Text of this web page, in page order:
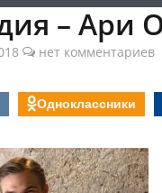
– Ари
нет комментариев
Одноклассники